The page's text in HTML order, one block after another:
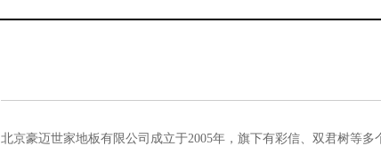
北京豪迈世家地板有限公司成立于2005年，旗下有彩信、双君树等